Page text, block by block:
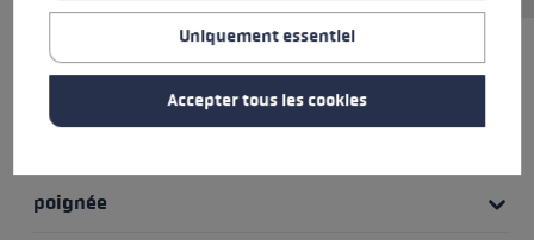
MEILLEURS PRODUITS
poignée
Uniquement essentiel
Accepter tous les cookies